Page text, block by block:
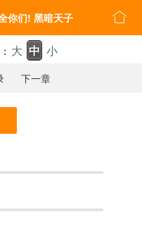
你们! 黑暗天子 
大 中 小
下一章